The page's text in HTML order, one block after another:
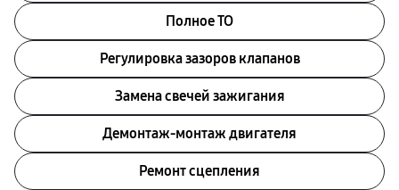
Полное ТО
Регулировка зазоров клапанов
Замена свечей зажигания
Демонтаж-монтаж двигателя
Ремонт сцепления